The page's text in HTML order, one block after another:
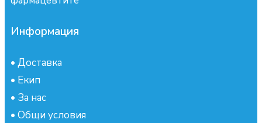
Информация
• Доставка
• Екип
• За нас
• Общи условия